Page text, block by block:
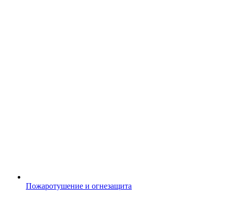
Пожаротушение и огнезащита